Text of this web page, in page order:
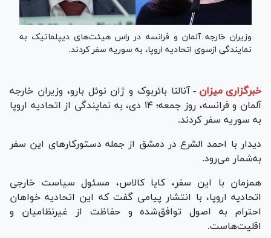
وزیران خارجه آلمان و فرانسه در راس هیئت‌های دیپلماتیک به
نمایندگی ازسوی اتحادیه اروپا، به سوریه سفر کردند.
خبرگزاری میزان - آنالنا بائربوک و ژان نوئل بارو، وزیران خارجه
آلمان و فرانسه، روز جمعه؛ ۱۴ دی، به نمایندگی از اتحادیه اروپا
به سوریه سفر کردند.
دیدار با احمد الشرع در دمشق از جمله دستورکار‌های این سفر
به‌شمار می‌رود.
همزمان با این سفر، کایا کالاس، مسئول سیاست خارجی
اتحادیه اروپا، با انتشار پیامی گفت که این اتحادیه خواهان
احترام به اصول توافق‌شده و حفاظت از غیرنظامیان و
اقلیت‌هاست.